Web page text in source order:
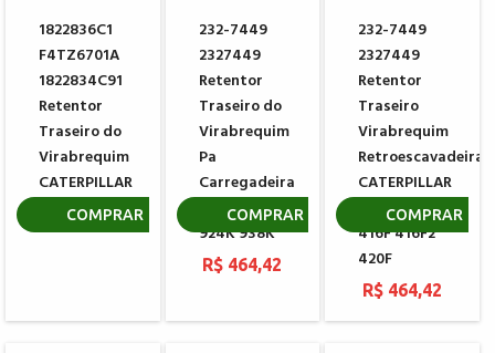
1822836C1
F4TZ6701A
1822834C91
Retentor
Traseiro do
Virabrequim
CATERPILLAR
R$ 508,78
COMPRAR
232-7449
2327449
Retentor
Traseiro do
Virabrequim
Pa
Carregadeira
CATERPILLAR
924K 938K
R$ 464,42
COMPRAR
232-7449
2327449
Retentor
Traseiro
Virabrequim
Retroescavadeira
CATERPILLAR
416D 416E
416F 416F2
420F
R$ 464,42
COMPRAR